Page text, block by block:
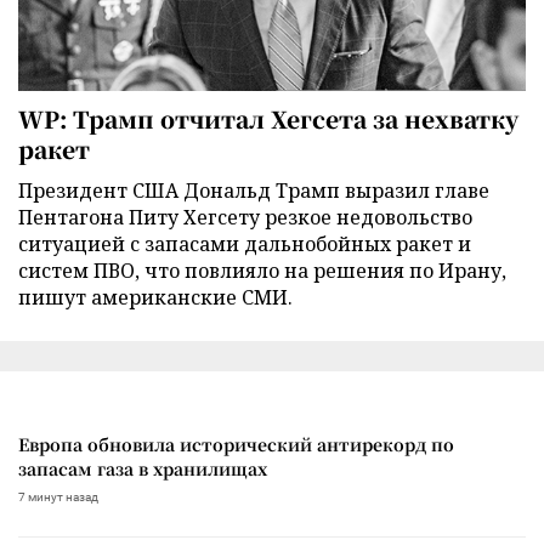
WP: Трамп отчитал Хегсета за нехватку
ракет
Президент США Дональд Трамп выразил главе
Пентагона Питу Хегсету резкое недовольство
ситуацией с запасами дальнобойных ракет и
систем ПВО, что повлияло на решения по Ирану,
пишут американские СМИ.
Европа обновила исторический антирекорд по
запасам газа в хранилищах
7 минут назад